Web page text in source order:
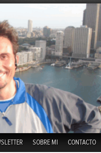
SOBRE MI CONTACTO